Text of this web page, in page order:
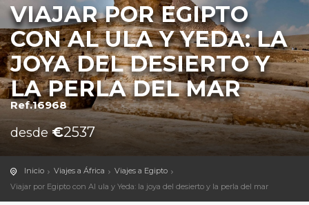
VIAJAR POR EGIPTO
CON AL ULA Y YEDA: LA
JOYA DEL DESIERTO Y
LA PERLA DEL MAR
Ref.16968
desde€2537
Inicio Viajes a África
Viajes a Egipto
Viajar por Egipto con Al ula y Yeda: la joya del desierto y la perla del mar